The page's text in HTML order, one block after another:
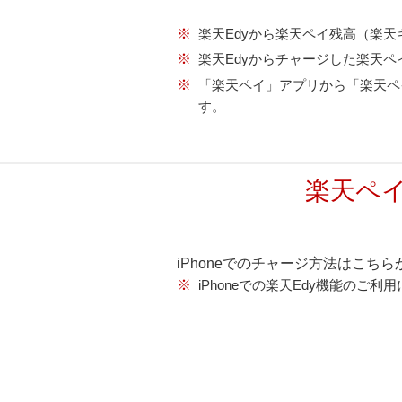
※ 楽天Edyから楽天ペイ残高（楽
※ 楽天Edyからチャージした楽天
※
「楽天ペイ」アプリから「楽天
す。
楽天ペ
iPhoneでのチャージ方法はこちら
※
iPhoneでの楽天Edy機能のご利